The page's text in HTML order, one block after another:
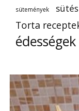
sütemények
Torta
édességek